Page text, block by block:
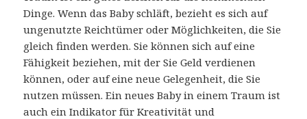
Dinge. Wenn das Baby schläft, bezieht es sich auf
ungenutzte Reichtümer oder Möglichkeiten, die Sie
gleich finden werden. Sie können sich auf eine
Fähigkeit beziehen, mit der Sie Geld verdienen
können, oder auf eine neue Gelegenheit, die Sie
nutzen müssen. Ein neues Baby in einem Traum ist
auch ein Indikator für Kreativität und